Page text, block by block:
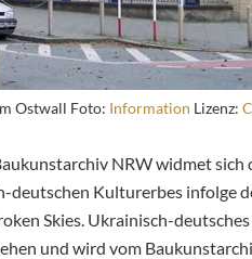
Ostwall Foto: Information Lizenz:
NRW widmet sich
deutschen Kulturerbes infolge
Skies. Ukrainisch-
und wird vom